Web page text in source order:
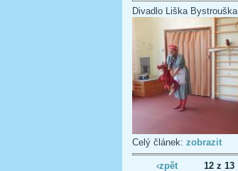
Divadlo Liška Bystrouška
Celý článek: zobrazit
‹zpět 12 z 13